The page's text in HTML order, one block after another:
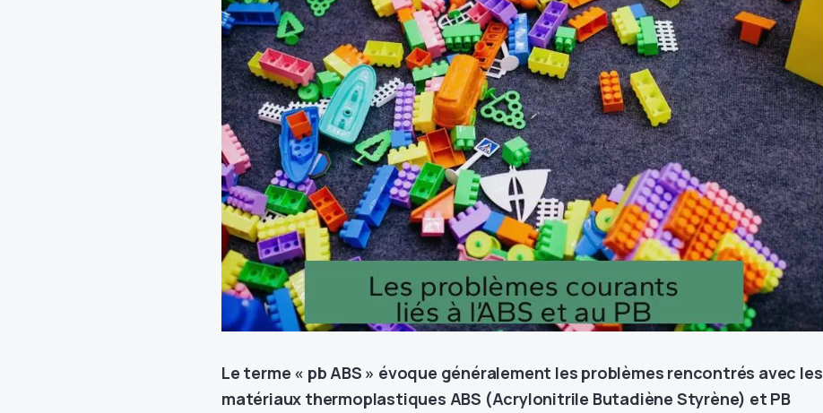
Le terme « pb ABS » évoque généralement les problèmes rencontrés avec les
matériaux thermoplastiques ABS (Acrylonitrile Butadiène Styrène) et PB